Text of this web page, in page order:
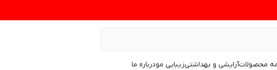
محصولاتآرایشی و بهداشتیزیبایی مودرباره ما